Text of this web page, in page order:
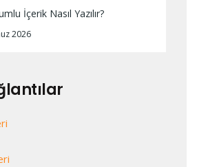
İçerik Nasıl Yazılır?
2026